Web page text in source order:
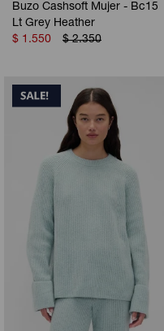
Buzo Cashsoft Mujer - Bc15
Lt Grey Heather
$ 1.550 $ 2.350